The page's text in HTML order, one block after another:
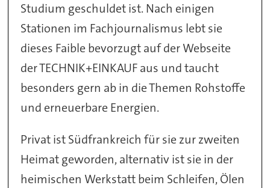
Studium geschuldet ist. Nach einigen
Stationen im Fachjournalismus lebt sie
dieses Faible bevorzugt auf der Webseite
der TECHNIK+EINKAUF aus und taucht
besonders gern ab in die Themen Rohstoffe
und erneuerbare Energien.
Privat ist Südfrankreich für sie zur zweiten
Heimat geworden, alternativ ist sie in der
heimischen Werkstatt beim Schleifen, Ölen